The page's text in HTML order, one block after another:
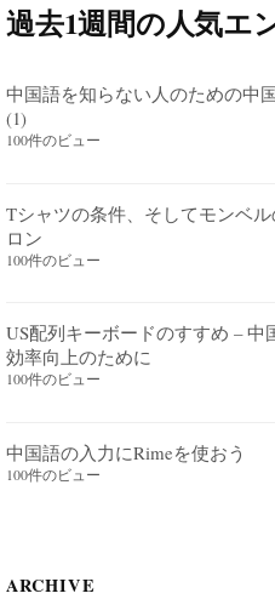
過去1週間の人気エ
中国語を知らない人のための中
(1)
100件のビュー
Tシャツの条件、そしてモンベ
ロン
100件のビュー
US配列キーボードのすすめ – 中
効率向上のために
100件のビュー
中国語の入力にRimeを使おう
100件のビュー
ARCHIVE